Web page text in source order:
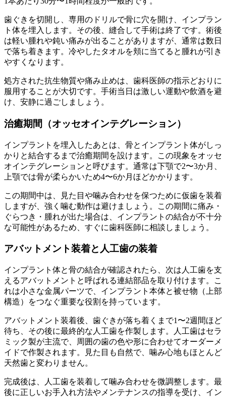
歯ぐきを切開し、専用のドリルで骨に穴を開け、インプラン
ト体を埋入します。その後、縫合して手術は終了です。術後
は軽い腫れや鈍い痛みが出ることがありますが、通常は数日
で落ち着きます。冷やしたタオルを頬に当てると腫れが引き
やすくなります。
処方された抗生物質や痛み止めは、歯科医師の指示どおりに
服用することが大切です。手術当日は激しい運動や飲酒を避
け、安静に過ごしましょう。
治癒期間（オッセオインテグレーション）
インプラントを埋入したあとは、骨とインプラント体がしっ
かりと結合するまで治癒期間を設けます。この現象をオッセ
オインテグレーションと呼びます。通常は下顎で2〜3か月、
上顎では骨が柔らかいため4〜6か月ほどかかります。
この期間中は、見た目や噛み合わせを保つために仮歯を装着
しますが、強く噛む動作は避けましょう。この期間に痛み・
ぐらつき・腫れが出た場合は、インプラントの結合が不十分
な可能性があるため、すぐに歯科医師に相談しましょう。
アバットメント装着と人工歯の装着
インプラント体と骨の結合が確認されたら、次は人工歯を支
えるアバットメントと呼ばれる連結部品を取り付けます。こ
れは小さな金属パーツで、インプラント本体と被せ物（上部
構造）をつなぐ重要な役割を持っています。
アバットメント装着後、歯ぐきが落ち着くまで1〜2週間ほど
待ち、その後に最終的な人工歯を作製します。人工歯はセラ
ミック製が主流で、周囲の歯の色や形に合わせてオーダーメ
イドで作製されます。見た目も自然で、噛み心地もほとんど
天然歯と変わりません。
完成後は、人工歯を装着して噛み合わせを微調整します。最
後に正しいお手入れ方法やメンテナンスの指導を受け、イン